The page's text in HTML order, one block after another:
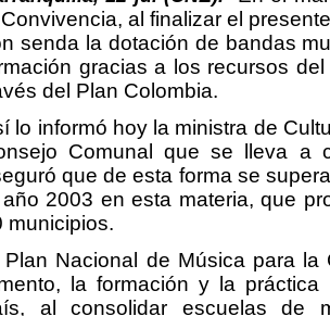
Convivencia, al finalizar el
senda la dotación de bandas
gracias a los recursos
del Plan Colombia.
lo informó hoy la ministra de
Comunal que se lleva a
que de esta forma se
2003 en esta materia, que
municipios.
Plan Nacional de Música para
la formación y la
al consolidar escuelas de